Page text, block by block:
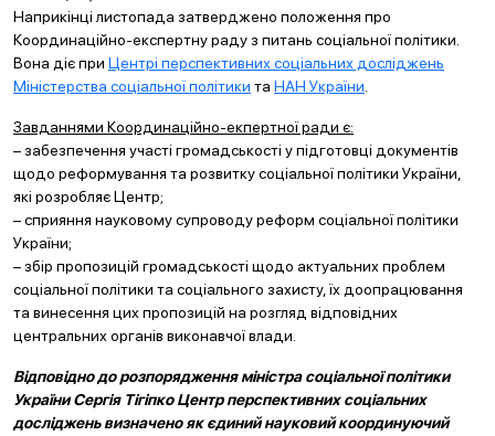
Наприкінці листопада затверджено положення про
Координаційно-експертну раду з питань соціальної політики.
Вона діє при Центрі перспективних соціальних досліджень
Міністерства соціальної політики та НАН України
Завданнями Координаційно-екпертної ради є:
– забезпечення участі громадськості у підготовці документів
щодо реформування та розвитку соціальної політики України,
які розробляє Центр;
– сприяння науковому супроводу реформ соціальної політики
України;
– збір пропозицій громадськості щодо актуальних проблем
соціальної політики та соціального захисту, їх доопрацювання
та винесення цих пропозицій на розгляд відповідних
центральних органів виконавчої влади.
Відповідно до розпорядження міністра соціальної політики
України Сергія Тігіпко Центр перспективних соціальних
досліджень визначено як єдиний науковий координуючий